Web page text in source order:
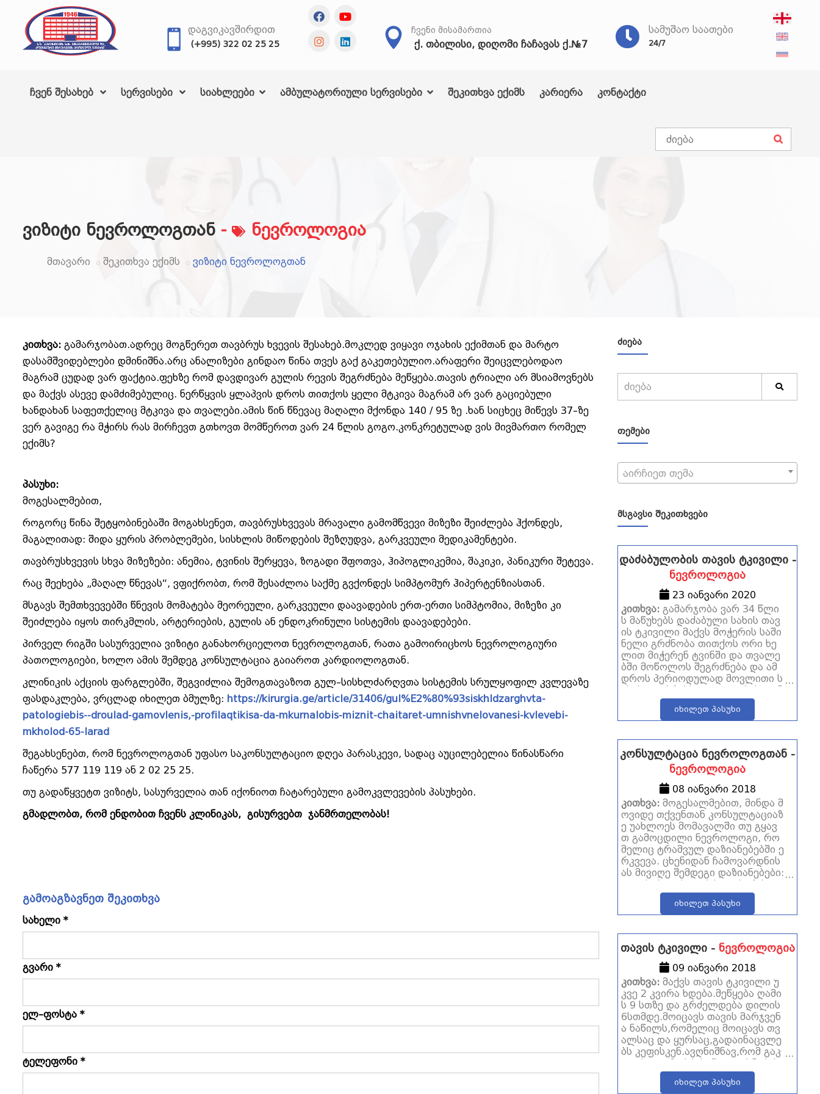
ᲡᲐᲛᲣᲨᲐᲝ ᲡᲐᲐᲗᲔᲑᲘ
24/7
ᲩᲕᲔᲜᲘ ᲛᲘᲡᲐᲛᲐᲠᲗᲘᲐ
ქ. თბილისი, დიღომი ჩაჩავას ქ.№7
ᲓᲐᲒᲕᲘᲙᲐᲕᲨᲘᲠᲓᲘᲗ
(+995) 322 02 25 25
ჩვენ შესახებ სერვისები სიახლეები ამბულატორიული სერვისები შეკითხვა ექიმს კარიერა კონტაქტი
ვიზიტი ნევროლოგთან - ნევროლოგია
მთავარი შეკითხვა ექიმს ვიზიტი ნევროლოგთან
კითხვა: გამარჯობათ.ადრეც მოგწერეთ თავბრუს ხვევის შესახებ.მოკლედ ვიყავი ოჯახის ექიმთან და მარტო
დასამშვიდებლები დმინიშნა.არც ანალიზები გინდაო წინა თვეს გაქ გაკეთებულიო.არაფერი შეიცვლებოდაო
მაგრამ ცუდად ვარ ფაქტია.ფეხზე რომ დავდივარ გულის რევის შეგრძნება მეწყება.თავის ტრიალი არ მსიამოვნებს
და მაქვს ასევე დამძიმებულიც. ნერწყვის ყლაპვის დროს თითქოს ყელი მტკივა მაგრამ არ ვარ გაციებული
ხანდახან საფეთქელიც მტკივა და თვალები.ამის წინ წნევაც მაღალი მქონდა 140 / 95 ზე .ხან სიცხეც მიწევს 37–ზე
ვერ გავიგე რა მჭირს რას მირჩევთ გთხოვთ მომწეროთ ვარ 24 წლის გოგო.კონკრეტულად ვის მივმართო რომელ
ექიმს?
პასუხი:
მოგესალმებით,
როგორც წინა შეტყობინებაში მოგახსენეთ, თავბრუსხვევას მრავალი გამომწვევი მიზეზი შეიძლება ჰქონდეს,
მაგალითად: შიდა ყურის პრობლემები, სისხლის მიწოდების შეზღუდვა, გარკვეული მედიკამენტები.
თავბრუსხვევის სხვა მიზეზები: ანემია, ტვინის შერყევა, ზოგადი შფოთვა, ჰიპოგლიკემია, შაკიკი, პანიკური შეტევა.
რაც შეეხება „მაღალ წნევას“, ვფიქრობთ, რომ შესაძლოა საქმე გვქონდეს სიმპტომურ ჰიპერტენზიასთან.
მსგავს შემთხვევებში წნევის მომატება მეორეული, გარკვეული დაავადების ერთ-ერთი სიმპტომია, მიზეზი კი
შეიძლება იყოს თირკმლის, არტერიების, გულის ან ენდოკრინული სისტემის დაავადებები.
პირველ რიგში სასურველია ვიზიტი განახორციელოთ ნევროლოგთან, რათა გამოირიცხოს ნევროლოგიური
პათოლოგიები, ხოლო ამის შემდეგ კონსულტაცია გაიაროთ კარდიოლოგთან.
კლინიკის აქციის ფარგლებში, შეგვიძლია შემოგთავაზოთ გულ–სისხლძარღვთა სისტემის სრულყოფილ კვლევაზე
ფასდაკლება, ვრცლად იხილეთ ბმულზე: https://kirurgia.ge/article/31406/gul%E2%80%93siskhldzarghvta-
patologiebis--droulad-gamovlenis,-profilaqtikisa-da-mkurnalobis-miznit-chaitaret-umnishvnelovanesi-kvlevebi-
mkholod-65-larad
შეგახსენებთ, რომ ნევროლოგთან უფასო საკონსულტაციო დღეა პარასკევი, სადაც აუცილებელია წინასწარი
ჩაწერა 577 119 119 ან 2 02 25 25.
თუ გადაწყვეტთ ვიზიტს, სასურველია თან იქონიოთ ჩატარებული გამოკვლევების პასუხები.
გმადლობთ, რომ ენდობით ჩვენს კლინიკას, გისურვებთ ჯანმრთელობას!
გამოაგზავნეთ შეკითხვა
სახელი *
გვარი *
ელ–ფოსტა *
ტელეფონი *
ᲫᲘᲔᲑᲐ
ᲗᲔᲛᲔᲑᲘ
აირჩიეთ თემა
ᲛᲡᲒᲐᲕᲡᲘ ᲨᲔᲙᲘᲗᲮᲕᲔᲑᲘ
დაძაბულობის თავის ტკივილი -
ნევროლოგია
23 იანვარი 2020
კითხვა: გამარჯობა ვარ 34 წლი
ს მაწუხებს დაძაბული სახის თავ
ის ტკივილი მაქვს მოჭერის საში
ნელი გრძნობა თითქოს ორი ხე
ლით მიჭერენ ტვინში და თვალე
ბში მოწოლოს შეგრძნება და ამ
დროს პერიოდულად მოვლითი ს
ახის თავბრუსხვევა თითქოს გონ
ების დაკარგვამდე მაგრამ შემდ
ეგ გაივლის პერიოდულად მაქვს
უმნიშვნელო ორიენტაციის დაკა
რგვის გრძნობა სიარულის დრო
ს მაინტერესებს რა პრობლემის
წინაშე შეიძლება ვიდგე და ვის უ
ნდა მივმართო პ.ს. მაქვს სტრეს
ული სამუშაო ღამისთევით ბოლ
ო 13 წელია მადლობა ყურადღე
ბისთვის
იხილეთ პასუხი
კონსულტაცია ნევროლოგთან -
ნევროლოგია
08 იანვარი 2018
კითხვა: მოგესალმებით, მინდა მ
ოვიდე თქვენთან კონსულტაციაზ
ე უახლოეს მომავალში თუ გყავ
თ გამოცდილი ნევროლოგი, რო
მელიც ტრამვულ დაზიანებებში ე
რკვევა. ცხენიდან ჩამოვარდნის
ას მივიღე შემდეგი დაზიანებები:
თავის ქალის ფუძის და სარქვლ
ის მოტეხილობა ცდომის გარეშ
ე, ტვინის დაჟეჟილობა, სუბარაქ
ნოიდული და სუბდურალური სის
ხლჩაქცევა, ჰემორაგია ტვინის ძ
ირითად წიაღში. მინდა გავფრინ
დე სახლში უახლოეს მომავალში
და მჭირდება გამოცდილი ნევრ
ოლოგის კონსულტაცია. დაზიანე
ბიდან გასულია 5 კვირა მადლო
ბა ყურადღებისთვის
იხილეთ პასუხი
თავის ტკივილი - ნევროლოგია
09 იანვარი 2018
კითხვა: მაქვს თავის ტკივილი უ
კვე 2 კვირა ხდება.მეწყება ღამი
ს 9 სთზე და გრძელდება დილის
6სთმდე.მოიცავს თავის მარჯვენ
ა ნაწილს,რომელიც მოიცავს თვ
ალსაც და ყურსაც,გადაინაცვლე
ბს კეფისკენ.ავღნიშნავ,რომ გაკ
ეთებული მაქვს საშვილოსნოს ს
აშვილოსნოს ყელის,საკვერცხეე
ბის ოპერაცია,ანუ ამოკვეთილი
იხილეთ პასუხი